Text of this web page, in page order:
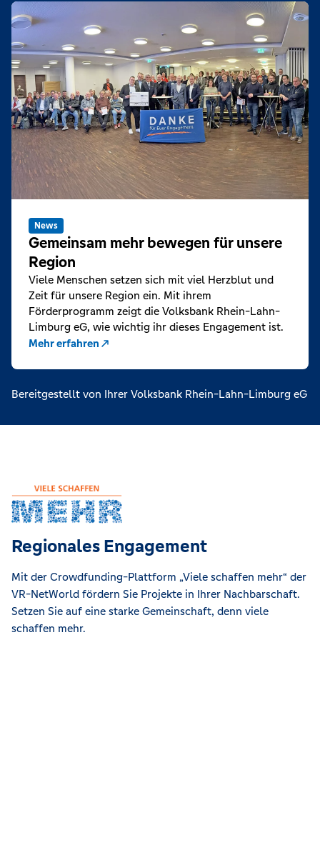
News
Gemeinsam mehr bewegen für unsere
Region
Viele Menschen setzen sich mit viel Herzblut und
Zeit für unsere Region ein. Mit ihrem
Förderprogramm zeigt die Volksbank Rhein-Lahn-
Limburg eG, wie wichtig ihr dieses Engagement ist.
Mehr erfahren
Bereitgestellt von Ihrer Volksbank Rhein-Lahn-Limburg eG
Regionales Engagement
Mit der Crowdfunding-Plattform „Viele schaffen mehr“ der
VR-NetWorld fördern Sie Projekte in Ihrer Nachbarschaft.
Setzen Sie auf eine starke Gemeinschaft, denn viele
schaffen mehr.